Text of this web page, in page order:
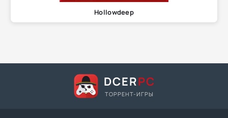
Hollowdeep
DCERPC
ТОРРЕНТ-ИГРЫ